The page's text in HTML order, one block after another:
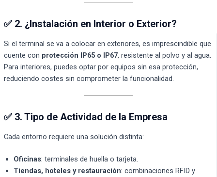
✅ 2. ¿Instalación en Interior o Exterior?
Si el terminal se va a colocar en exteriores, es imprescindible que
cuente con protección IP65 o IP67, resistente al polvo y al agua.
Para interiores, puedes optar por equipos sin esa protección,
reduciendo costes sin comprometer la funcionalidad.
✅ 3. Tipo de Actividad de la Empresa
Cada entorno requiere una solución distinta:
Oficinas: terminales de huella o tarjeta.
Tiendas, hoteles y restauración: combinaciones RFID y